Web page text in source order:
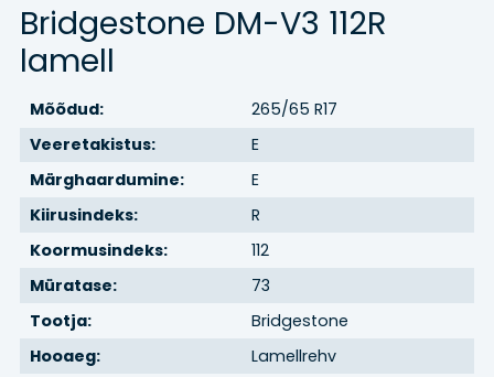
Hinnakiri
Rehvitööd
Õlivahetus
Rehvihotell
BRONEERI
REHVIVAHETUS
Bridgestone DM-V3 112R
lamell
Mõõdud:
265/65 R17
Veeretakistus:
E
Märghaardumine:
E
Kiirusindeks:
R
Koormusindeks:
112
Müratase:
73
Tootja:
Bridgestone
Hooaeg:
Lamellrehv